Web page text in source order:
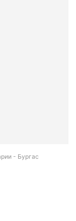
- Бургас